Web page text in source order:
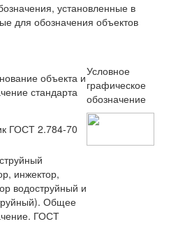
установленные в
для обозначения объектов
объекта и
стандарта
Условное
графическое
обозначение
ГОСТ 2.784-70
инжектор,
водоструйный и
Общее
ГОСТ